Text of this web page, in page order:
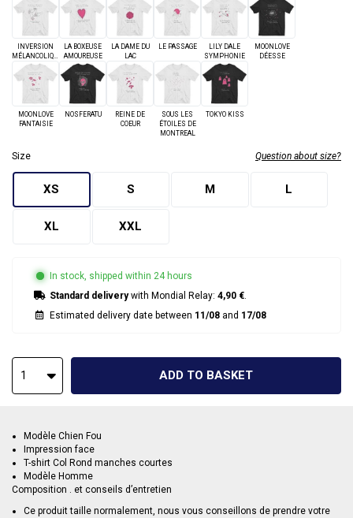
INVERSION
MÉLANCOLIQUE
LA BOXEUSE
AMOUREUSE
LA DAME DU
LAC
LE PASSAGE
LILY DALE
SYMPHONIE
MOONLOVE
DÉESSE
MOONLOVE
FANTAISIE
NOSFERATU
REINE DE
COEUR
SOUS LES
ÉTOILES DE
MONTREAL
TOKYO KISS
Size Question about size?
XS S M L
XL XXL
In stock, shipped within 24 hours
Standard deliverywith Mondial Relay: 4,90 €
Estimated delivery date between 11/08 and 17/08
1 ADD TO BASKET
Modèle Chien Fou
Impression face
T-shirt Col Rond manches courtes
Modèle Homme
Composition . et conseils d’entretien
Ce produit taille normalement, nous vous conseillons de prendre votre